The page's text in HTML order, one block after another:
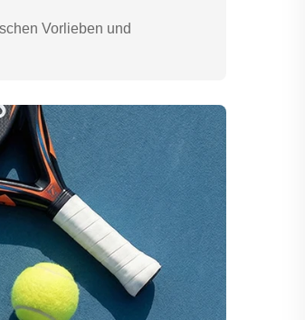
Vorlieben und